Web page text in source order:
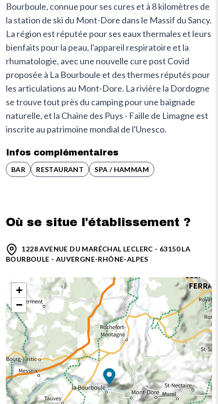
Bourboule, connue pour ses cures et à 8 kilomètres de
la station de ski du Mont-Dore dans le Massif du Sancy.
La région est réputée pour ses eaux thermales et leurs
bienfaits pour la peau, l'appareil respiratoire et la
rhumatologie, avec une nouvelle cure post Covid
proposée à La Bourboule et des thermes réputés pour
les articulations au Mont-Dore. La rivière la Dordogne
se trouve tout près du camping pour une baignade
naturelle, et la Chaine des Puys - Faille de Limagne est
inscrite au patrimoine mondial de l'Unesco.
Infos complémentaires
BAR RESTAURANT SPA / HAMMAM
Où se situe l'établissement ?
1228 AVENUE DU MARÉCHAL LECLERC - 63150 LA
BOURBOULE - AUVERGNE-RHÔNE-ALPES
+
−